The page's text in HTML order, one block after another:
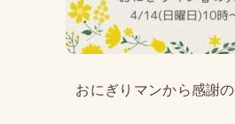
おにぎりマンから感謝